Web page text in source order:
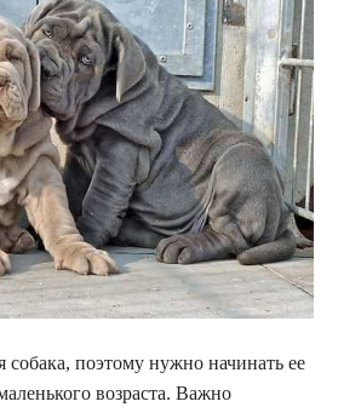
поэтому нужно начинать ее
возраста. Важно